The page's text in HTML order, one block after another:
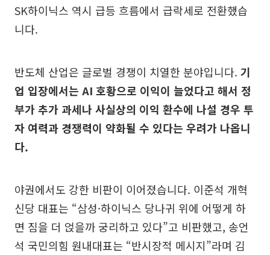
SK하이닉스 역시 급등 흐름에서 급락세로 전환했습
니다.
반도체 산업은 글로벌 경쟁이 치열한 분야입니다. 기
업 입장에서는 AI 호황으로 이익이 늘었다고 해서 정
부가 추가 과세나 사실상의 이익 환수에 나설 경우 투
자 여력과 경쟁력이 약화될 수 있다는 우려가 나옵니
다.
야권에서도 강한 비판이 이어졌습니다. 이준석 개혁
신당 대표는 “삼성·하이닉스 당나귀 위에 어떻게 하
면 짐을 더 얹을까 궁리하고 있다”고 비판했고, 송언
석 국민의힘 원내대표는 “반시장적 메시지”라며 김